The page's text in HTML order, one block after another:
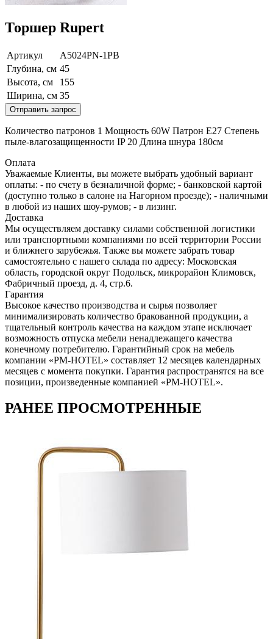
Торшер Rupert
Артикул
A5024PN-1PB
Глубина, см 45
Высота, см
155
Ширина, см 35
Отправить запрос
Количество патронов 1 Мощность 60W Патрон E27 Степень
пыле-влагозащищенности IP 20 Длина шнура 180см
Оплата
Уважаемые Клиенты, вы можете выбрать удобный вариант
оплаты: - по счету в безналичной форме; - банковской картой
(доступно только в салоне на Нагорном проезде); - наличными
в любой из наших шоу-румов; - в лизинг.
Доставка
Мы осуществляем доставку силами собственной логистики
или транспортными компаниями по всей территории России
и ближнего зарубежья. Также вы можете забрать товар
самостоятельно с нашего склада по адресу: Московская
область, городcкой округ Подольск, микрорайон Климовск,
Фабричный проезд, д. 4, стр.6.
Гарантия
Высокое качество производства и сырья позволяет
минимализировать количество бракованной продукции, а
тщательный контроль качества на каждом этапе исключает
возможность отпуска мебели ненадлежащего качества
конечному потребителю. Гарантийный срок на мебель
компании «PM-HOTEL» составляет 12 месяцев календарных
месяцев с момента покупки. Гарантия распространятся на все
позиции, произведенные компанией «PM-HOTEL».
РАНЕЕ ПРОСМОТРЕННЫЕ